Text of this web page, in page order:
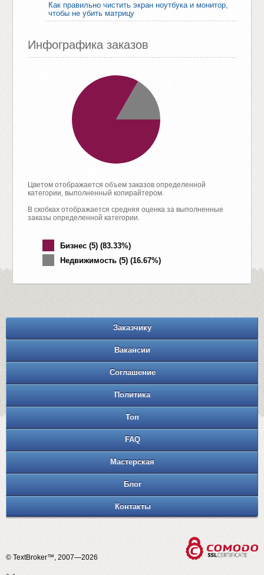
Как правильно чистить экран ноутбука и монитор,
чтобы не убить матрицу
Инфографика заказов
Цветом отображается объем заказов определенной
категории, выполненный копирайтером.
В скобках отображается средняя оценка за выполненные
заказы определенной категории.
Бизнес (5) (83.33%)
Недвижимость (5) (16.67%)
Заказчику
Вакансии
Соглашение
Политика
Топ
FAQ
Мастерская
Блог
Контакты
© TextBroker™, 2007—2026